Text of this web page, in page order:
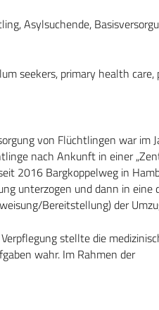
Asylsuchende,
seekers, primary health
von Flüchtlingen war
nach Ankunft in einer
2016 Bargkoppelweg in
unterzogen und dann in
Bereitstellung) der
stellte die
wahr. Im Rahmen der